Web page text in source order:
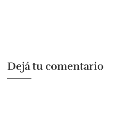
Dejá tu comentario